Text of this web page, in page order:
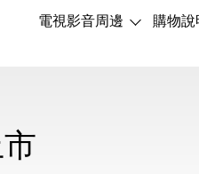
電視影音周邊 購物說